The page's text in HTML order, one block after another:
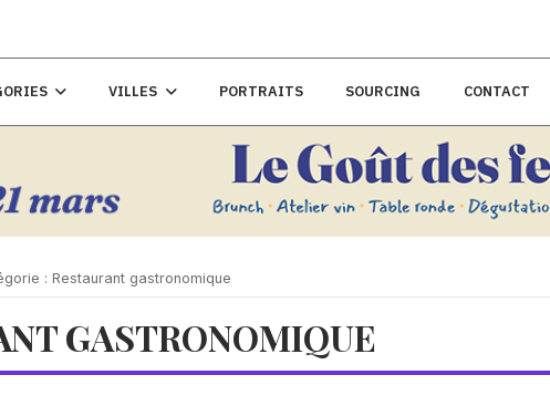
VILLES PORTRAITS SOURCING CONTACT
: Restaurant gastronomique
GASTRONOMIQUE